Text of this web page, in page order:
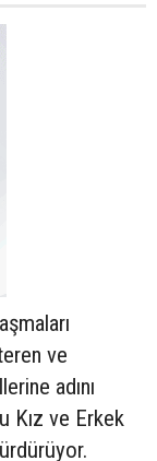
ve
adını
Kız ve Erkek